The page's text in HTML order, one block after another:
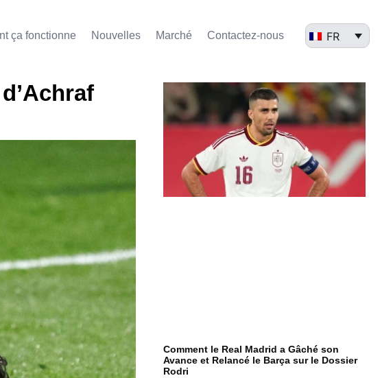
ça fonctionne Nouvelles Marché​ Contactez-nous FR
Comment le Real Madrid a Gâché son
Avance et Relancé le Barça sur le Dossier
Rodri